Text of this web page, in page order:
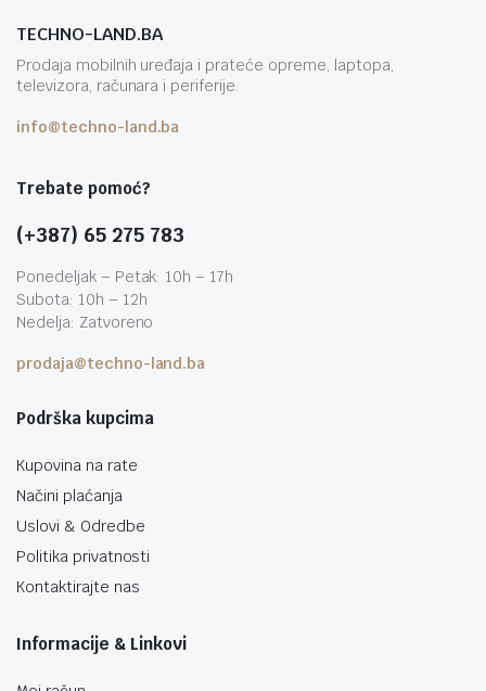
TECHNO-LAND.BA
Prodaja mobilnih uređaja i prateće opreme, laptopa,
televizora, računara i periferije.
info@techno-land.ba
Trebate pomoć?
(+387) 65 275 783
Ponedeljak – Petak: 10h – 17h
Subota: 10h – 12h
Nedelja: Zatvoreno
prodaja@techno-land.ba
Podrška kupcima
Kupovina na rate
Načini plaćanja
Uslovi & Odredbe
Politika privatnosti
Kontaktirajte nas
Informacije & Linkovi